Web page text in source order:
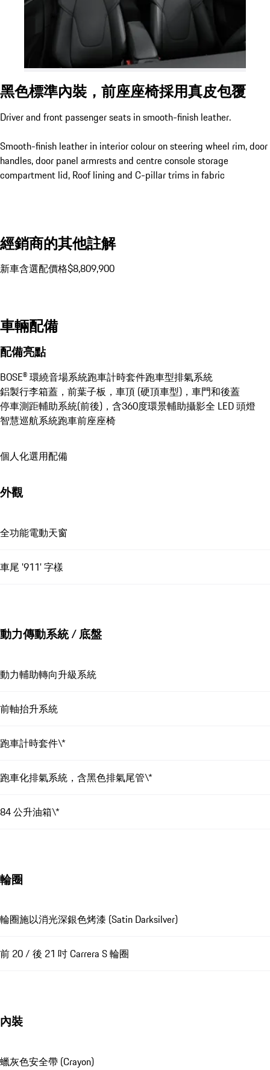
黑色標準內裝，前座座椅採用真皮包覆
Driver and front passenger seats in smooth-finish leather.
Smooth-finish leather in interior colour on steering wheel rim, door
handles, door panel armrests and centre console storage
compartment lid, Roof lining and C-pillar trims in fabric
經銷商的其他註解
新車含選配價格$8,809,900
車輛配備
配備亮點
BOSE® 環繞音場系統跑車計時套件跑車型排氣系統
鋁製行李箱蓋，前葉子板，車頂 (硬頂車型)，車門和後蓋
停車測距輔助系統(前後)，含360度環景輔助攝影全 LED 頭燈
智慧巡航系統跑車前座座椅
個人化選用配備
外觀
全功能電動天窗
車尾 '911' 字樣
動力傳動系統 / 底盤
動力輔助轉向升級系統
前軸抬升系統
跑車計時套件\*
跑車化排氣系統，含黑色排氣尾管\*
84 公升油箱\*
輪圈
輪圈施以消光深銀色烤漆 (Satin Darksilver)
前 20 / 後 21 吋 Carrera S 輪圈
內裝
蠟灰色安全帶 (Crayon)